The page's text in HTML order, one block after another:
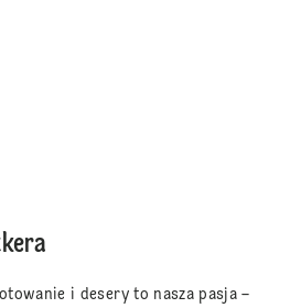
i desery to nasza pasja –